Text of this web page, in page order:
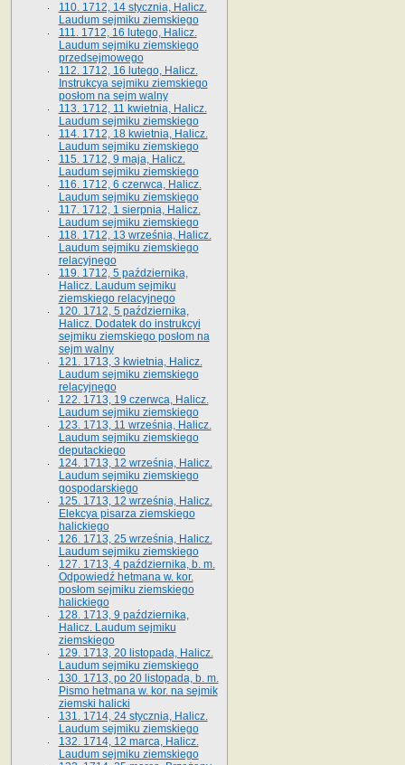
110. 1712, 14 stycznia, Halicz.
Laudum sejmiku ziemskiego
111. 1712, 16 lutego, Halicz.
Laudum sejmiku ziemskiego
przedsejmowego
112. 1712, 16 lutego, Halicz.
Instrukcya sejmiku ziemskiego
posłom na sejm walny
113. 1712, 11 kwietnia, Halicz.
Laudum sejmiku ziemskiego
114. 1712, 18 kwietnia, Halicz.
Laudum sejmiku ziemskiego
115. 1712, 9 maja, Halicz.
Laudum sejmiku ziemskiego
116. 1712, 6 czerwca, Halicz.
Laudum sejmiku ziemskiego
117. 1712, 1 sierpnia, Halicz.
Laudum sejmiku ziemskiego
118. 1712, 13 września, Halicz.
Laudum sejmiku ziemskiego
relacyjnego
119. 1712, 5 października,
Halicz. Laudum sejmiku
ziemskiego relacyjnego
120. 1712, 5 października,
Halicz. Dodatek do instrukcyi
sejmiku ziemskiego posłom na
sejm walny
121. 1713, 3 kwietnia, Halicz.
Laudum sejmiku ziemskiego
relacyjnego
122. 1713, 19 czerwca, Halicz.
Laudum sejmiku ziemskiego
123. 1713, 11 września, Halicz.
Laudum sejmiku ziemskiego
deputackiego
124. 1713, 12 września, Halicz.
Laudum sejmiku ziemskiego
gospodarskiego
125. 1713, 12 września, Halicz.
Elekcya pisarza ziemskiego
halickiego
126. 1713, 25 września, Halicz.
Laudum sejmiku ziemskiego
127. 1713, 4 października, b. m.
Odpowiedź hetmana w. kor.
posłom sejmiku ziemskiego
halickiego
128. 1713, 9 października,
Halicz. Laudum sejmiku
ziemskiego
129. 1713, 20 listopada, Halicz.
Laudum sejmiku ziemskiego
130. 1713, po 20 listopada, b. m.
Pismo hetmana w. kor. na sejmik
ziemski halicki
131. 1714, 24 stycznia, Halicz.
Laudum sejmiku ziemskiego
132. 1714, 12 marca, Halicz.
Laudum sejmiku ziemskiego